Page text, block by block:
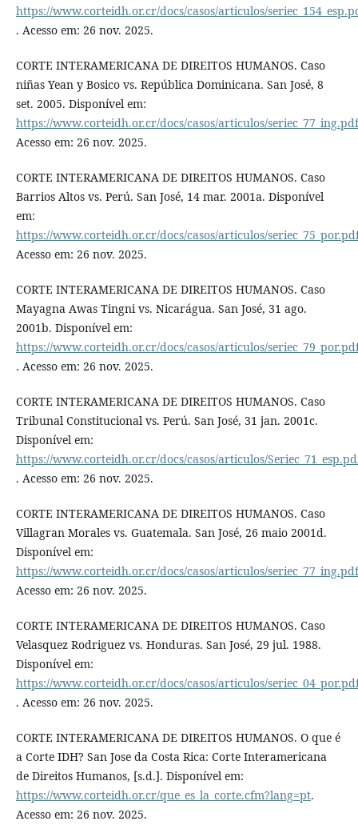
https://www.corteidh.or.cr/docs/casos/articulos/
. Acesso em: 26 nov. 2025.
CORTE INTERAMERICANA DE DIREITOS HUMANOS. Caso
niñas Yean y Bosico vs. República Dominicana. San José, 8
set. 2005. Disponível em:
https://www.corteidh.or.cr/docs/casos/articulos/seriec_77_ing.pdf
Acesso em: 26 nov. 2025.
CORTE INTERAMERICANA DE DIREITOS HUMANOS. Caso
Barrios Altos vs. Perú. San José, 14 mar. 2001a. Disponível
em:
https://www.corteidh.or.cr/docs/casos/articulos/
Acesso em: 26 nov. 2025.
CORTE INTERAMERICANA DE DIREITOS HUMANOS. Caso
Mayagna Awas Tingni vs. Nicarágua. San José, 31 ago.
2001b. Disponível em:
https://www.corteidh.or.cr/docs/casos/articulos/
. Acesso em: 26 nov. 2025.
CORTE INTERAMERICANA DE DIREITOS HUMANOS. Caso
Tribunal Constitucional vs. Perú. San José, 31 jan. 2001c.
Disponível em:
https://www.corteidh.or.cr/docs/casos/articulos/
. Acesso em: 26 nov. 2025.
CORTE INTERAMERICANA DE DIREITOS HUMANOS. Caso
Villagran Morales vs. Guatemala. San José, 26 maio 2001d.
Disponível em:
https://www.corteidh.or.cr/docs/casos/articulos/seriec_77_ing.pdf
Acesso em: 26 nov. 2025.
CORTE INTERAMERICANA DE DIREITOS HUMANOS. Caso
Velasquez Rodriguez vs. Honduras. San José, 29 jul. 1988.
Disponível em:
https://www.corteidh.or.cr/docs/casos/articulos/
. Acesso em: 26 nov. 2025.
CORTE INTERAMERICANA DE DIREITOS HUMANOS. O que é
a Corte IDH? San Jose da Costa Rica: Corte Interamericana
de Direitos Humanos, [s.d.]. Disponível em:
https://www.corteidh.or.cr/que_es_la_corte.cfm?lang=pt.
Acesso em: 26 nov. 2025.